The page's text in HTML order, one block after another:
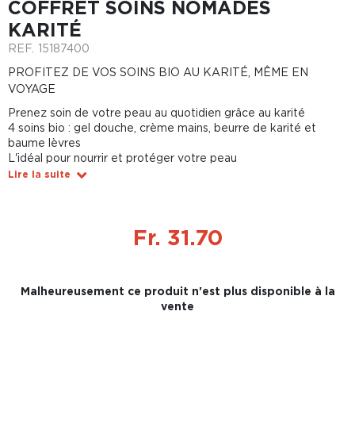
COFFRET SOINS NOMADES
KARITÉ
REF. 15187400
PROFITEZ DE VOS SOINS BIO AU KARITÉ, MÊME EN
VOYAGE
Prenez soin de votre peau au quotidien grâce au karité
4 soins bio : gel douche, crème mains, beurre de karité et
baume lèvres
L'idéal pour nourrir et protéger votre peau
Lire la suite
Fr. 31.70
Malheureusement ce produit n'est plus disponible à la
vente